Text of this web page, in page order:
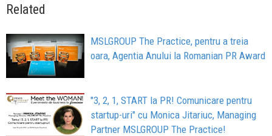
Related
MSLGROUP The Practice, pentru a treia
oara, Agentia Anului la Romanian PR Award
"3, 2, 1, START la PR! Comunicare pentru
startup-uri" cu Monica Jitariuc, Managing
Partner MSLGROUP The Practice!